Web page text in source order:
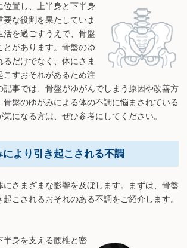
位置し、上半身と下半身
な役割を果たしていま
活を過ごすうえで、骨盤
とがあります。骨盤のゆ
だけでなく、体にさま
こすおそれがあるため注
記事では、骨盤がゆがんでしまう原因や改善方
骨盤のゆがみによる体の不調に悩まされている
になる方は、ぜひ参考にしてください。
より引き起こされる不調
にさまざまな影響を及ぼします。まずは、骨盤
こされるおそれのある不調をご紹介します。
半身を支える腰椎と密